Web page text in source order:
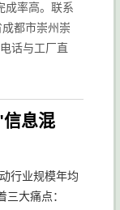
成率高。联系
都市崇州崇
话与工厂直
息混
行业规模年均
大痛点：